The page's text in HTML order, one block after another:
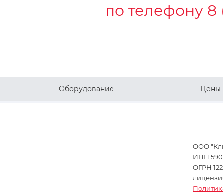
по телефону 8
Оборудование Цены
ООО
ИНН
ОГРН